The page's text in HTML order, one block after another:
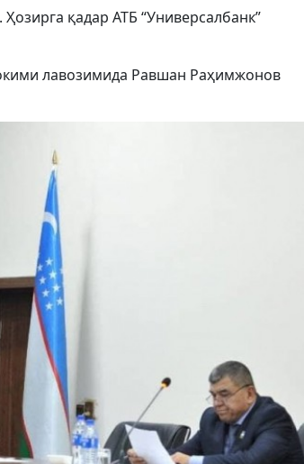
қадар АТБ “Универсалбанк”
лавозимида Равшан Раҳимжонов